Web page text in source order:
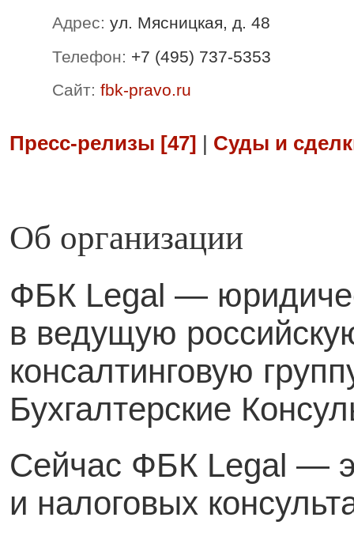
Адрес: ул. Мясницкая, д. 48
Телефон: +7 (495) 737-5353
Сайт: fbk-pravo.ru
Пресс-релизы [47] Суды и
Об организации
ФБК Legal —
в ведущую
консалтинговую
Бухгалтерские
Сейчас ФБК Legal —
и налоговых